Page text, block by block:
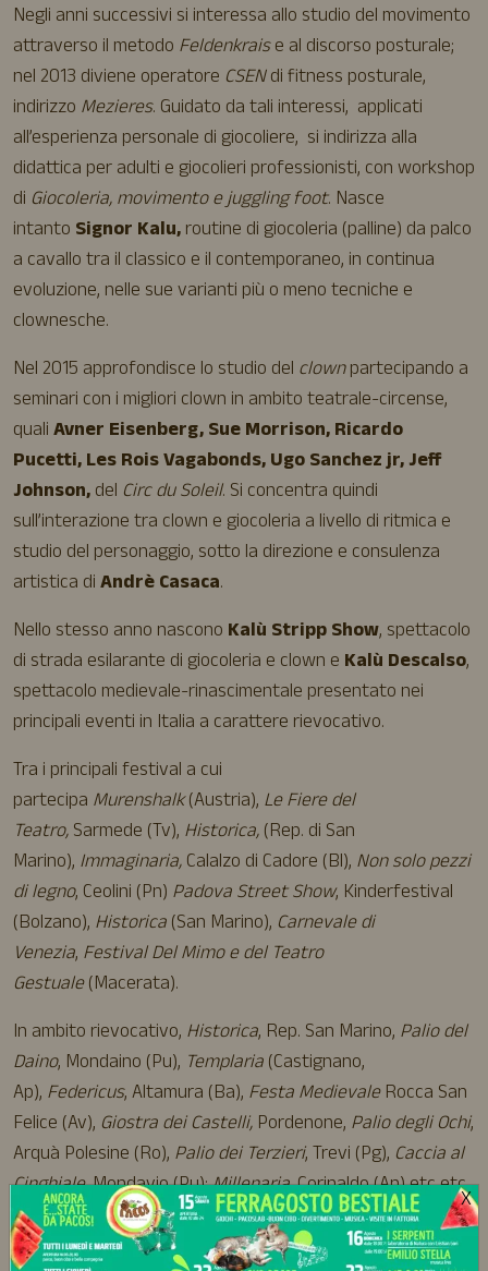
Negli anni successivi si interessa allo studio del movimento
attraverso il metodo Feldenkraise al discorso posturale;
nel 2013 diviene operatore CSENdi fitness posturale,
indirizzo Mezieres. Guidato da tali interessi, applicati
all’esperienza personale di giocoliere, si indirizza alla
didattica per adulti e giocolieri professionisti, con workshop
di Giocoleria,movimento e juggling foot. Nasce
intanto Signor Kalu,routine di giocoleria (palline) da palco
a cavallo tra il classico e il contemporaneo, in continua
evoluzione, nelle sue varianti più o meno tecniche e
clownesche.
Nel 2015 approfondisce lo studio del clownpartecipando a
seminari con i migliori clown in ambito teatrale-circense,
qualiAvner Eisenberg, Sue Morrison, Ricardo
Pucetti, Les Rois Vagabonds, Ugo Sanchez jr, Jeff
Johnson,del Circ du Soleil. Si concentra quindi
sull’interazione tra clown e giocoleria a livello di ritmica e
studio del personaggio, sotto la direzione e consulenza
artistica diAndrè Casaca.
Nello stesso anno nascono Kalù Stripp Show, spettacolo
di strada esilarante di giocoleria e clown e Kalù Descalso,
spettacolo medievale-rinascimentale presentato nei
principali eventi in Italia a carattere rievocativo.
Tra i principali festival a cui
partecipa Murenshalk(Austria), Le Fiere del
Teatro,Sarmede (Tv), Historica,(Rep. di San
Marino), Immaginaria,Calalzo di Cadore (Bl), Non solo pezzi
di legno, Ceolini (Pn) Padova Street Show, Kinderfestival
(Bolzano), Historica(San Marino), Carnevale di
Venezia, Festival Del Mimo e del Teatro
Gestuale(Macerata).
In ambito rievocativo, Historica, Rep. San Marino, Palio del
Daino, Mondaino (Pu), Templaria(Castignano,
Ap), Federicus, Altamura (Ba), Festa MedievaleRocca San
Felice (Av), Giostra dei Castelli, Pordenone, Palio degli Ochi,
Arquà Polesine (Ro), Palio dei Terzieri, Trevi (Pg), Caccia al
Cinghiale, Mondavio (Pu);Millenaria,Corinaldo (An) etc etc.
Nel 2018, attraverso la collaborazione con Luca Petroni, in
X